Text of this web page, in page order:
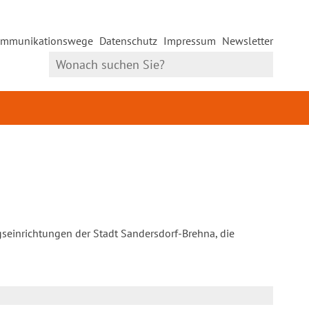
Datenschutz Impressum Newsletter
der Stadt Sandersdorf-Brehna, die